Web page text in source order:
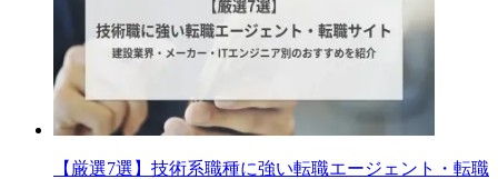
【厳選7選】技術系職種に強い転職エージェント・転職